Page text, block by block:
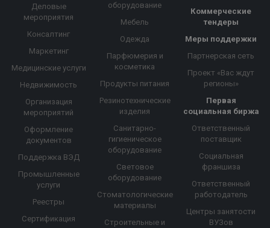
Деловые
мероприятия
Консалтинг
Маркетинг
Медицинские услуги
Недвижимость
Организация
мероприятий
Оформление
документов
Поддержка ВЭД
Промышленные
услуги
Реестры
Сертификация
оборудование
Мебель
Одежда
Парфюмерия и
косметика
Продукты питания
Резинотехнические
изделия
Санитарно-
гигиеническое
оборудование
Световое
оборудование
Стоматологические
материалы
Строительные и
Коммерческие
тендеры
Меры поддержки
Партнерская сеть
Проект «Вас ждут
регионы»
Первая
социальная биржа
Ответственный
поставщик
Социальная
франшиза
Ответственный
работодатель
Центры занятости
ВУЗов